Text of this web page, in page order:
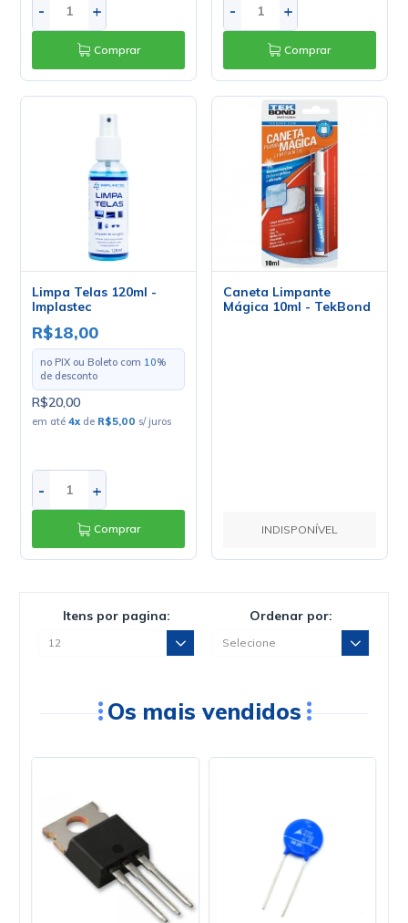
- +
Comprar
- +
Comprar
Limpa Telas 120ml -
Implastec
R$18,00
no PIX ou Boleto com 10%
de desconto
R$20,00
em até4x de R$5,00 s/ juros
- +
Comprar
Caneta Limpante
Mágica 10ml - TekBond
INDISPONÍVEL
Itens por pagina: Ordenar por:
Os mais vendidos